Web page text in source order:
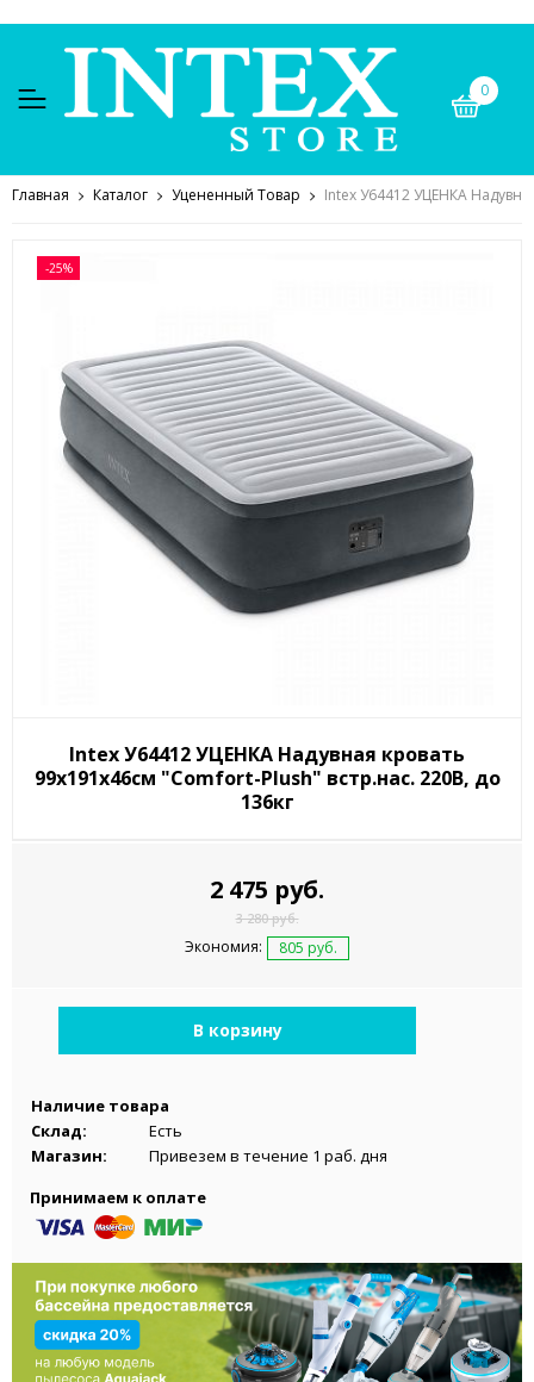
0
Главная Каталог Уцененный Товар Intex У64412 УЦЕНКА
-25%
Intex У64412 УЦЕНКА Надувная кровать
99х191х46см "Comfort-Plush" встр.нас. 220В, до
136кг
2 475 руб.
3 280 руб.
Экономия: 805 руб.
В корзину
Наличие товара
Склад:
Есть
Магазин:
Привезем в течение 1 раб. дня
Принимаем к оплате